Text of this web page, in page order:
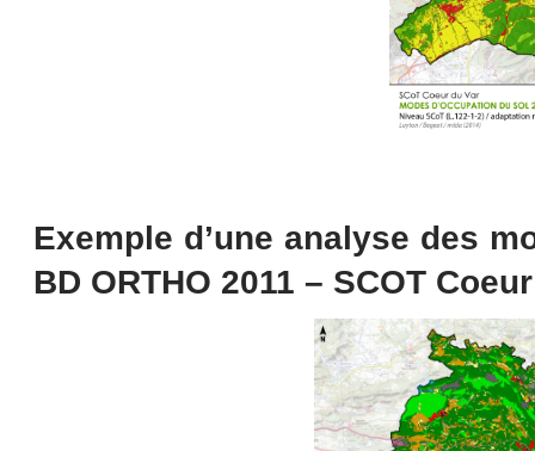
Exemple d’une analyse des
BD ORTHO 2011 – SCOT